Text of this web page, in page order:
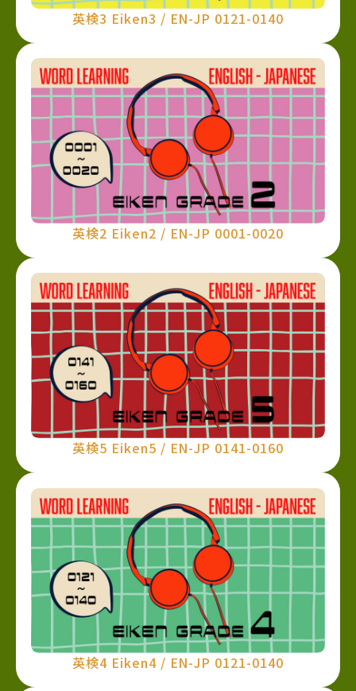
英検3 Eiken3 / EN-JP 0121-0140
英検2 Eiken2 / EN-JP 0001-0020
英検5 Eiken5 / EN-JP 0141-0160
英検4 Eiken4 / EN-JP 0121-0140